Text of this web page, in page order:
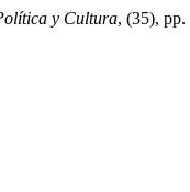
y Cultura, (35), pp.